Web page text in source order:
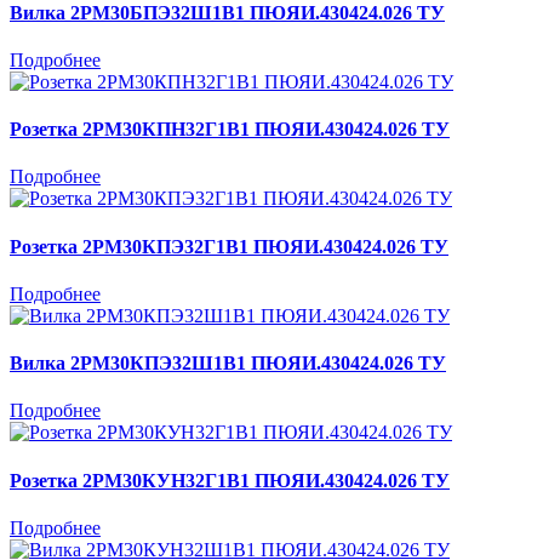
Вилка 2РМ30БПЭ32Ш1В1 ПЮЯИ.430424.026 ТУ
Подробнее
Розетка 2РМ30КПН32Г1В1 ПЮЯИ.430424.026 ТУ
Подробнее
Розетка 2РМ30КПЭ32Г1В1 ПЮЯИ.430424.026 ТУ
Подробнее
Вилка 2РМ30КПЭ32Ш1В1 ПЮЯИ.430424.026 ТУ
Подробнее
Розетка 2РМ30КУН32Г1В1 ПЮЯИ.430424.026 ТУ
Подробнее